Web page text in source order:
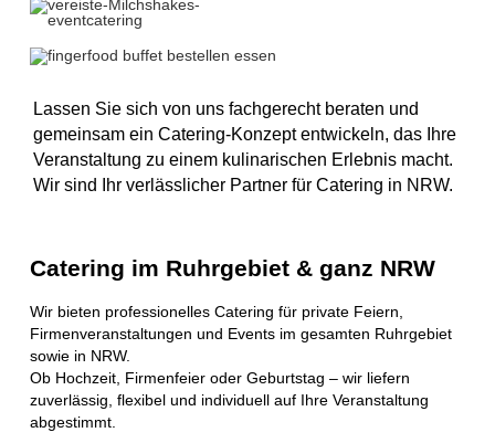
Lassen Sie sich von uns fachgerecht beraten und
gemeinsam ein Catering-Konzept entwickeln, das Ihre
Veranstaltung zu einem kulinarischen Erlebnis macht.
Wir sind Ihr verlässlicher Partner für Catering in NRW.
Catering im Ruhrgebiet & ganz NRW
Wir bieten professionelles Catering für private Feiern,
Firmenveranstaltungen und Events im gesamten Ruhrgebiet
sowie in NRW.
Ob Hochzeit, Firmenfeier oder Geburtstag – wir liefern
zuverlässig, flexibel und individuell auf Ihre Veranstaltung
abgestimmt.